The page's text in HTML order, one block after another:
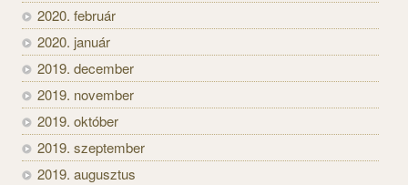
2020. február
2020. január
2019. december
2019. november
2019. október
2019. szeptember
2019. augusztus